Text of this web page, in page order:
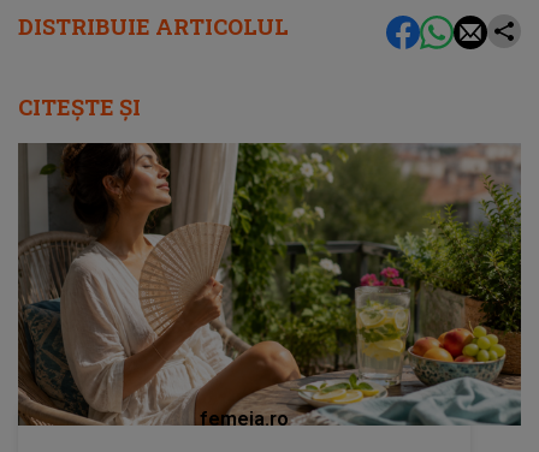
DISTRIBUIE ARTICOLUL
CITEȘTE ȘI
femeia.ro